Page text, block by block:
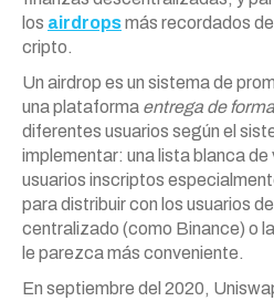
los airdropsmás recordados
cripto.
Un airdrop es un sistema de
una plataforma entrega de
diferentes usuarios según el
implementar: una lista blanca de
usuarios inscriptos
para distribuir con los usuarios
centralizado (como Binance) o
le parezca más conveniente.
En septiembre del 2020,